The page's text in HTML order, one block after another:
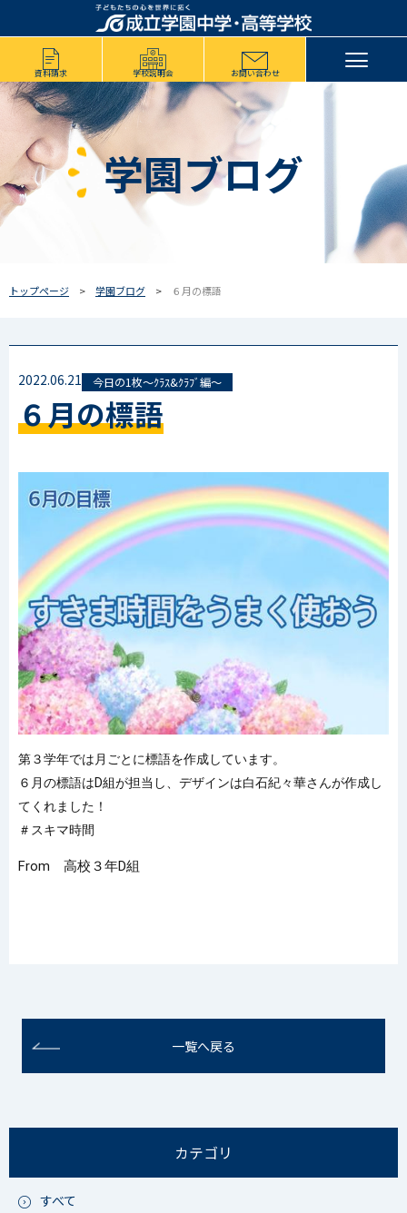
資料請求 学校説明会 お問い合わせ
学園ブログ
トップページ 学園ブログ ６月の標語
2022.06.21 今日の1枚～ｸﾗｽ&ｸﾗﾌﾞ編～
６月の標語
第３学年では月ごとに標語を作成しています。
６月の標語はD組が担当し、デザインは白石紀々華さんが作成し
てくれました！
＃スキマ時間
From 高校３年D組
一覧へ戻る
カテゴリ
すべて